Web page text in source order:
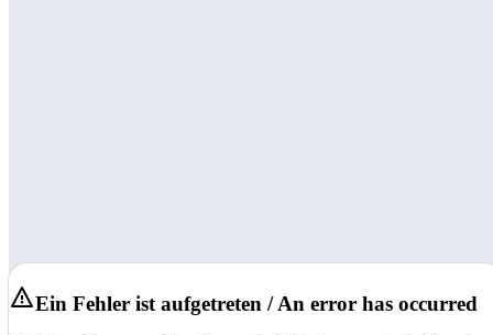
Ein Fehler ist aufgetreten / An error has occurred